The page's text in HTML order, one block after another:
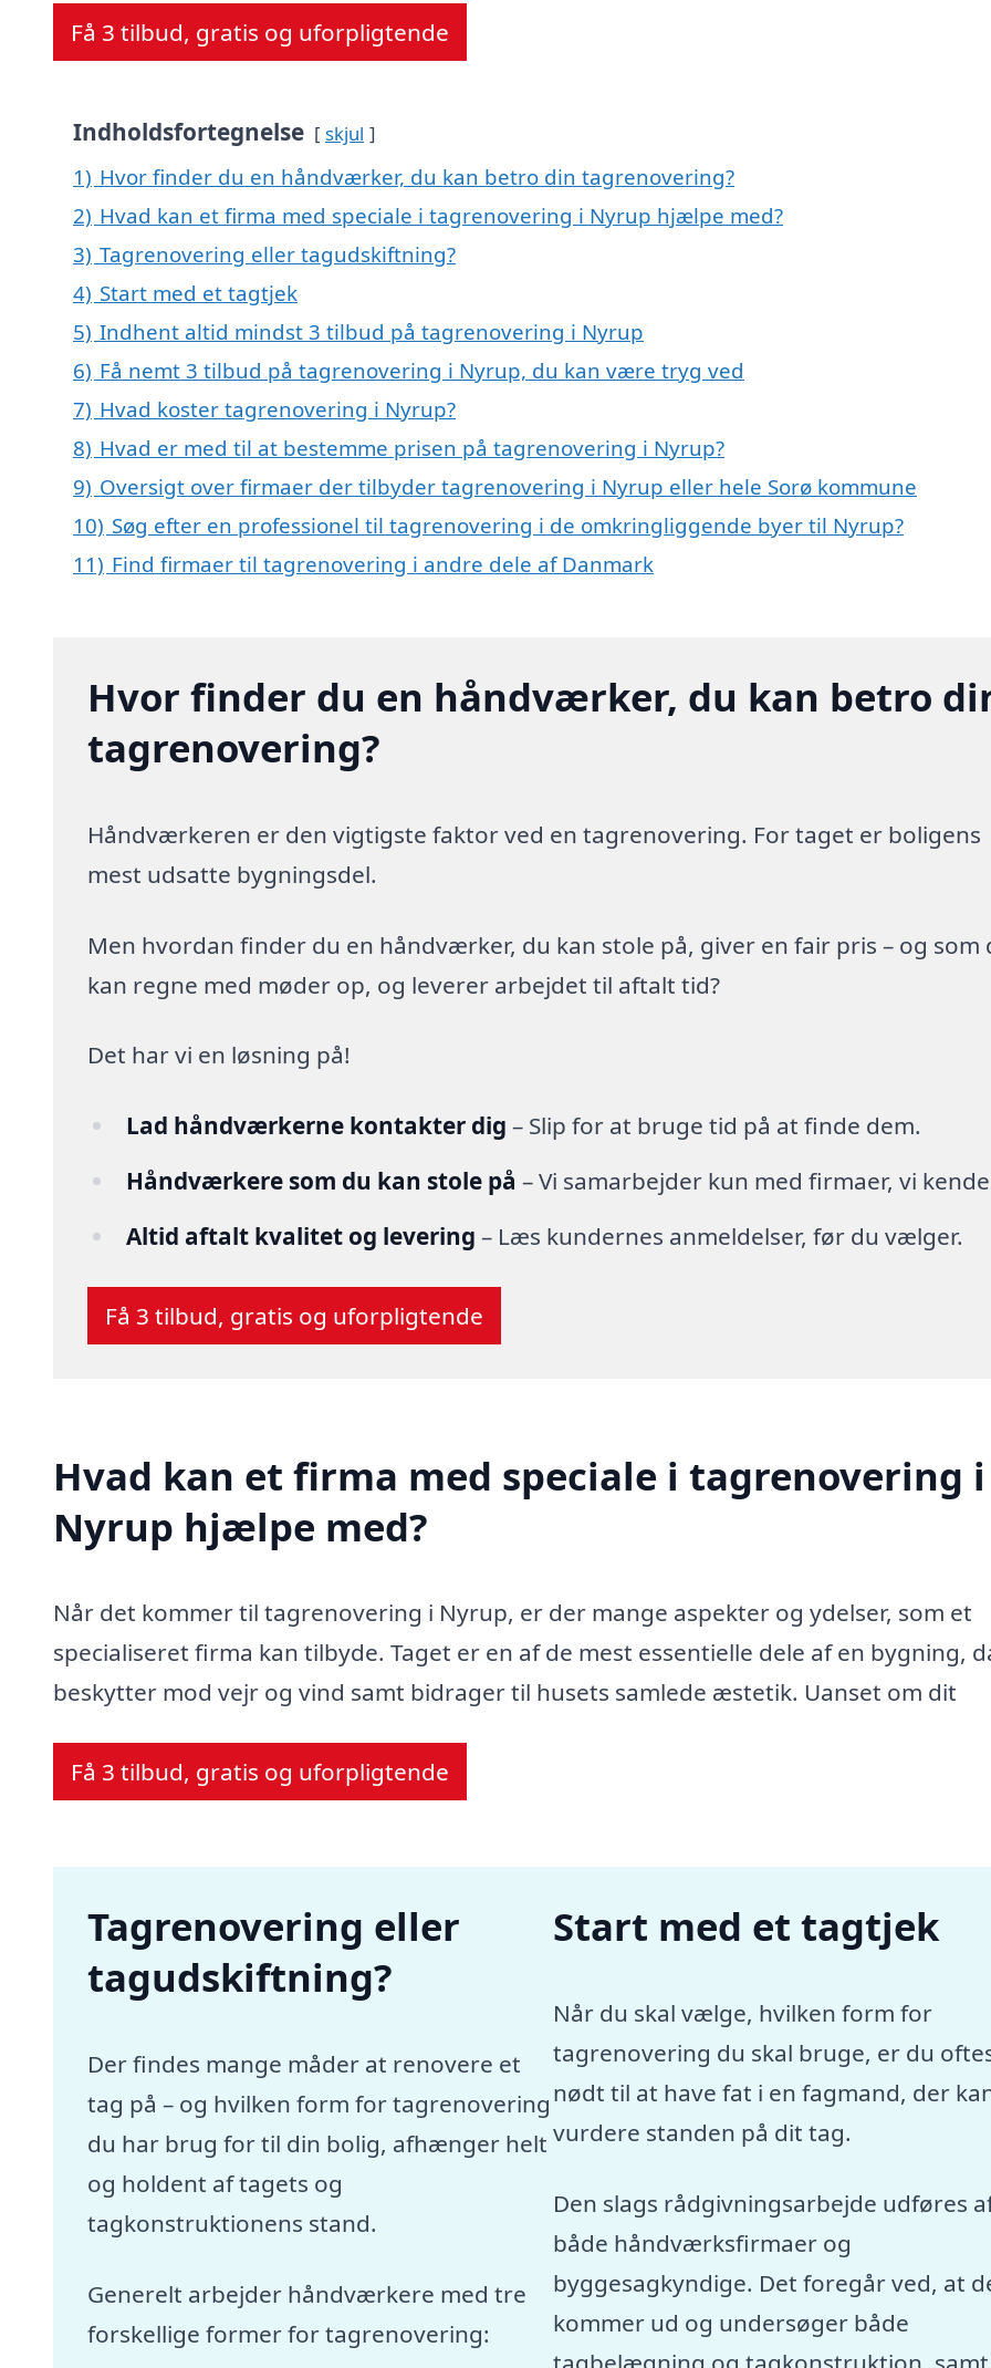
Få 3 tilbud, gratis og uforpligtende
Indholdsfortegnelse skjul
1) Hvor finder du en håndværker, du kan betro din tagrenovering?
2) Hvad kan et firma med speciale i tagrenovering i Nyrup hjælpe med?
3) Tagrenovering eller tagudskiftning?
4) Start med et tagtjek
5) Indhent altid mindst 3 tilbud på tagrenovering i Nyrup
6) Få nemt 3 tilbud på tagrenovering i Nyrup, du kan være tryg ved
7) Hvad koster tagrenovering i Nyrup?
8) Hvad er med til at bestemme prisen på tagrenovering i Nyrup?
9) Oversigt over firmaer der tilbyder tagrenovering i Nyrup eller hele Sorø kommune
10) Søg efter en professionel til tagrenovering i de omkringliggende byer til Nyrup?
11) Find firmaer til tagrenovering i andre dele af Danmark
Hvor finder du en håndværker, du kan betro
tagrenovering?
Håndværkeren er den vigtigste faktor ved en tagrenovering. For taget er boligens
mest udsatte bygningsdel.
Men hvordan finder du en håndværker, du kan stole på, giver en fair pris – og som
kan regne med møder op, og leverer arbejdet til aftalt tid?
Det har vi en løsning på!
Lad håndværkerne kontakter dig – Slip for at bruge tid på at finde dem.
Håndværkere som du kan stole på – Vi samarbejder kun med firmaer, vi
Altid aftalt kvalitet og levering – Læs kundernes anmeldelser, før du vælger.
Få 3 tilbud, gratis og uforpligtende
Hvad kan et firma med speciale i tagrenovering i
Nyrup hjælpe med?
Når det kommer til tagrenovering i Nyrup, er der mange aspekter og ydelser, som et
specialiseret firma kan tilbyde. Taget er en af de mest essentielle dele af en bygning,
beskytter mod vejr og vind samt bidrager til husets samlede æstetik. Uanset om dit
Få 3 tilbud, gratis og uforpligtende
Tagrenovering eller
tagudskiftning?
Der findes mange måder at renovere et
tag på – og hvilken form for tagrenovering
du har brug for til din bolig, afhænger helt
og holdent af tagets og
tagkonstruktionens stand.
Generelt arbejder håndværkere med tre
forskellige former for tagrenovering:
Start med et tagtjek
Når du skal vælge, hvilken form for
tagrenovering du skal bruge, er du
nødt til at have fat i en fagmand, der
vurdere standen på dit tag.
Den slags rådgivningsarbejde udføres
både håndværksfirmaer og
byggesagkyndige. Det foregår ved, at
kommer ud og undersøger både